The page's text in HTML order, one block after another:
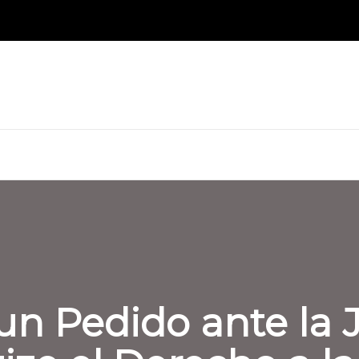
Pedido ante la